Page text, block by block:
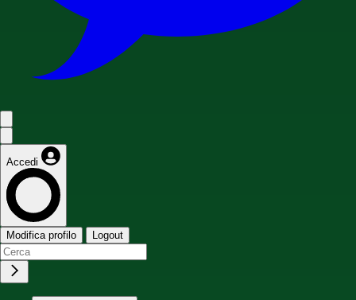
Accedi
Modifica profilo Logout